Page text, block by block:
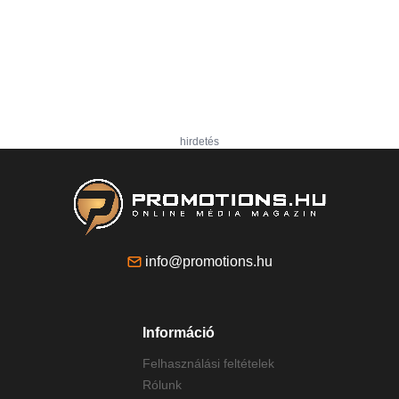
hirdetés
info@promotions.hu
Információ
Felhasználási feltételek
Rólunk